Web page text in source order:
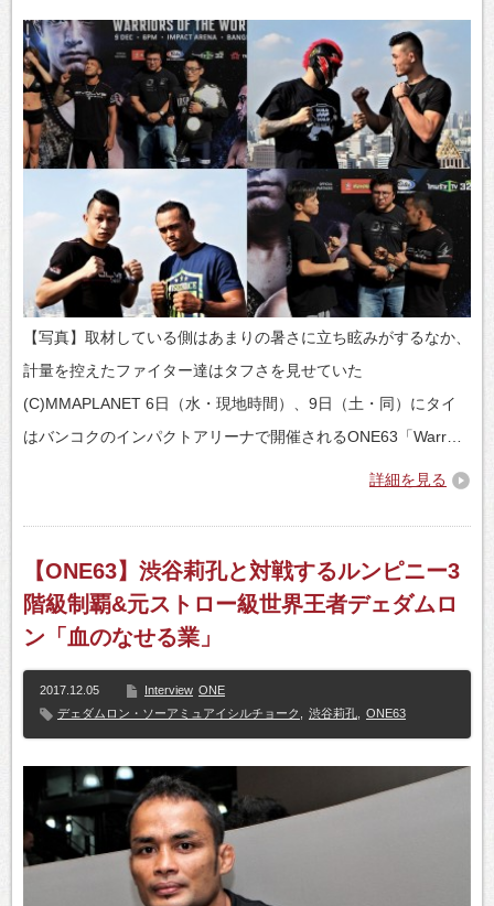
【写真】取材している側はあまりの暑さに立ち眩みがするなか、
計量を控えたファイター達はタフさを見せていた
(C)MMAPLANET 6日（水・現地時間）、9日（土・同）にタイ
はバンコクのインパクトアリーナで開催されるONE63「Warr…
詳細を見る
【ONE63】渋谷莉孔と対戦するルンピニー3
階級制覇&元ストロー級世界王者デェダムロ
ン「血のなせる業」
2017.12.05 Interview ONE
デェダムロン・ソーアミュアイシルチョーク
渋谷莉孔 ONE63